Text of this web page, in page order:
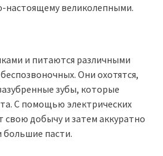
настоящему великолепными.
и питаются различными
Они охотятся,
зубы, которые
С помощью электрических
свою добычу и затем аккуратно
большие пасти.